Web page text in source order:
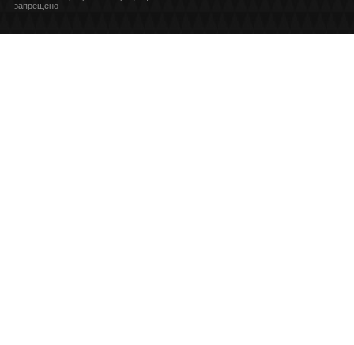
запрещено